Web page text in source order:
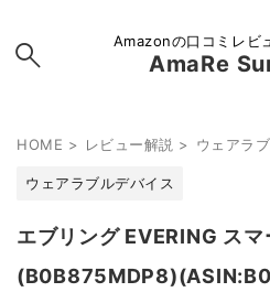
Amazonの口コミレビ
AmaRe
HOME > レビュー解説 > ウェアラ
ウェアラブルデバイス
エブリング EVERING ス